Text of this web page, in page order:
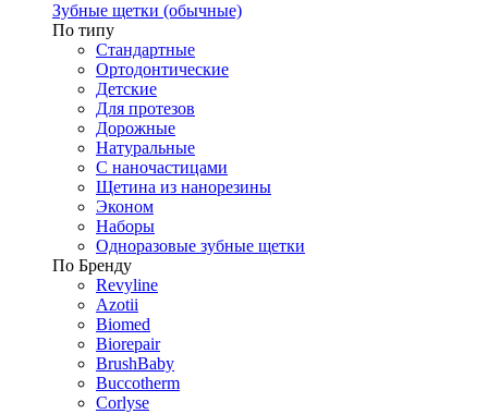
Зубные щетки (обычные)
По типу
Стандартные
Ортодонтические
Детские
Для протезов
Дорожные
Натуральные
С наночастицами
Щетина из нанорезины
Эконом
Наборы
Одноразовые зубные щетки
По Бренду
Revyline
Azotii
Biomed
Biorepair
BrushBaby
Buccotherm
Corlyse